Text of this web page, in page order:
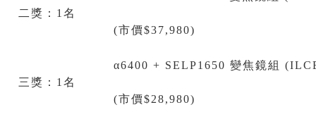
二獎：1名
(市價$37,980)
三獎：1名
α6400 + SELP1650 變焦鏡組
(市價$28,980)